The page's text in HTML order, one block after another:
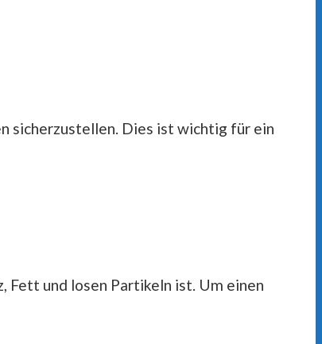
sicherzustellen. Dies ist wichtig für ein
Fett und losen Partikeln ist. Um einen